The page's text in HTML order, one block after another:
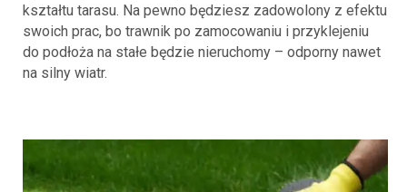
kształtu tarasu. Na pewno będziesz zadowolony z efektu
swoich prac, bo trawnik po zamocowaniu i przyklejeniu
do podłoża na stałe będzie nieruchomy – odporny nawet
na silny wiatr.